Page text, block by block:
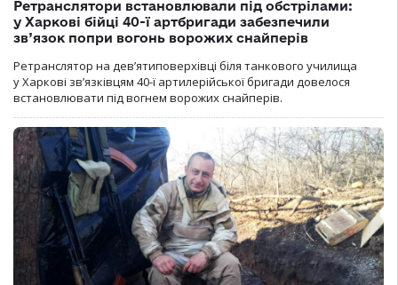
Ретранслятори встановлювали під обстрілами:
у Харкові бійці 40-ї артбригади забезпечили
зв’язок попри вогонь ворожих снайперів
Ретранслятор на дев’ятиповерхівці біля танкового училища
у Харкові зв’язківцям 40-ї артилерійської бригади довелося
встановлювати під вогнем ворожих снайперів.